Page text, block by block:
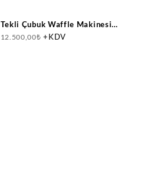
Tekli Çubuk Waffle Makinesi
Elektrikli
12.500,00₺ +KDV